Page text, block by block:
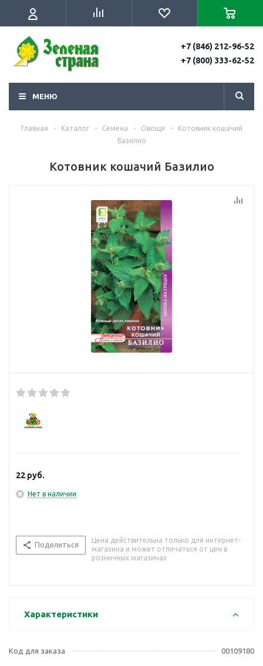
+7 (846) 212-96-52
+7 (800) 333-62-52
МЕНЮ
Главная - Каталог - Семена - Овощи -
Котовник кошачий
Базилио
Котовник кошачий Базилио
22 руб.
Нет в наличии
Поделиться
Цена действительна только для интернет-
магазина и может отличаться от цен в
розничных магазинах
Характеристики
Код для заказа 00109180